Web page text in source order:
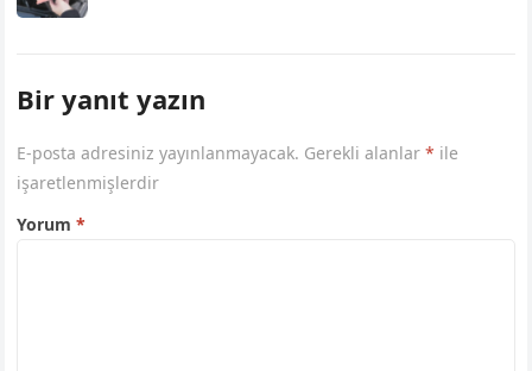
Bir yanıt yazın
E-posta adresiniz yayınlanmayacak. Gerekli alanlar* ile
işaretlenmişlerdir
Yorum*